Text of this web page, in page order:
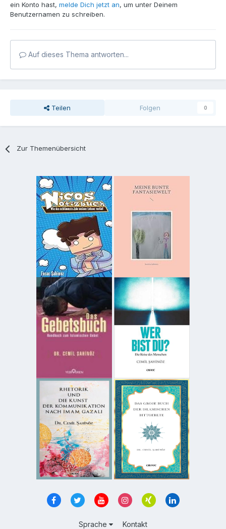
ein Konto hast, melde Dich jetzt an, um unter Deinem
Benutzernamen zu schreiben.
Auf dieses Thema antworten...
Teilen Folgen 0
Zur Themenübersicht
Sprache Kontakt